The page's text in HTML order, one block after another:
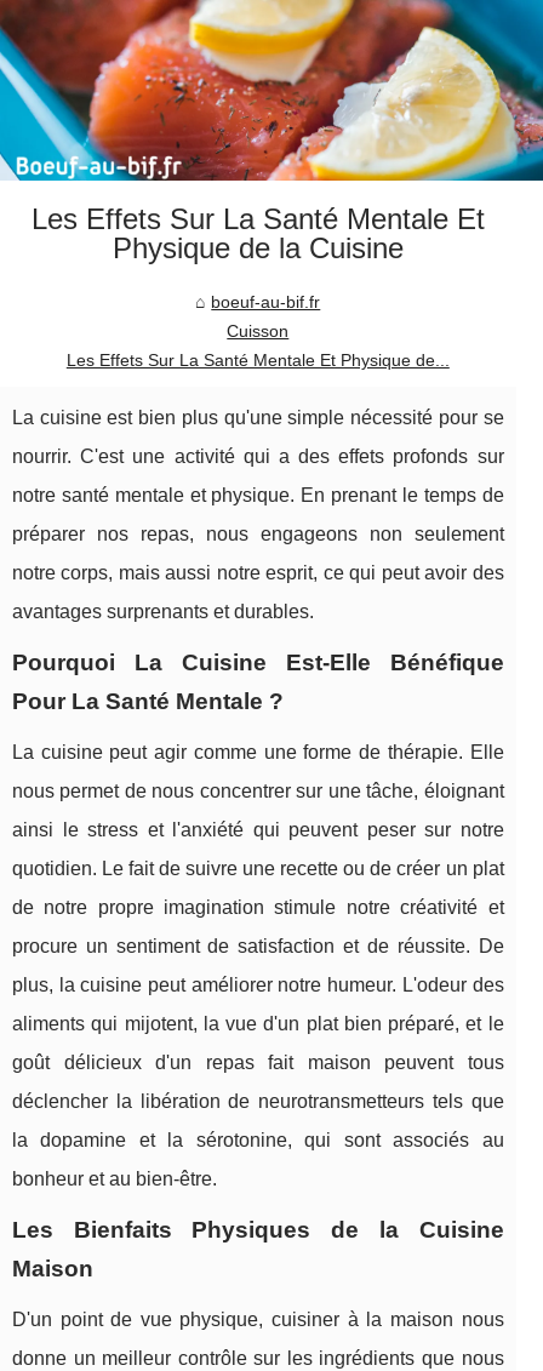
Les Effets Sur La Santé Mentale Et
Physique de la Cuisine
boeuf-au-bif.fr
Cuisson
Les Effets Sur La Santé Mentale Et Physique de...
La cuisine est bien plus qu'une simple nécessité pour se
nourrir. C'est une activité qui a des effets profonds sur
notre santé mentale et physique. En prenant le temps de
préparer nos repas, nous engageons non seulement
notre corps, mais aussi notre esprit, ce qui peut avoir des
avantages surprenants et durables.
Pourquoi La Cuisine Est-Elle Bénéfique
Pour La Santé Mentale ?
La cuisine peut agir comme une forme de thérapie. Elle
nous permet de nous concentrer sur une tâche, éloignant
ainsi le stress et l'anxiété qui peuvent peser sur notre
quotidien. Le fait de suivre une recette ou de créer un plat
de notre propre imagination stimule notre créativité et
procure un sentiment de satisfaction et de réussite. De
plus, la cuisine peut améliorer notre humeur. L'odeur des
aliments qui mijotent, la vue d'un plat bien préparé, et le
goût délicieux d'un repas fait maison peuvent tous
déclencher la libération de neurotransmetteurs tels que
la dopamine et la sérotonine, qui sont associés au
bonheur et au bien-être.
Les Bienfaits Physiques de la Cuisine
Maison
D'un point de vue physique, cuisiner à la maison nous
donne un meilleur contrôle sur les ingrédients que nous